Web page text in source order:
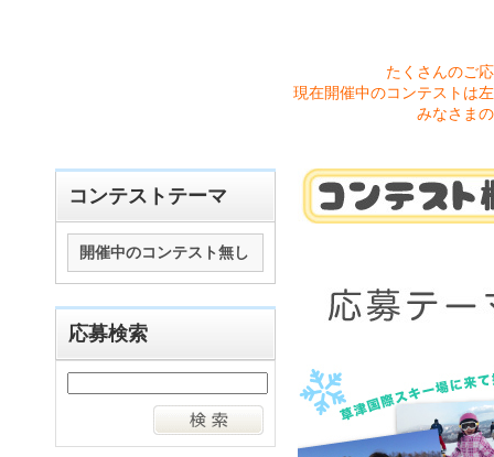
たくさんのご
現在開催中のコンテストは
みなさま
コンテストテーマ
開催中のコンテスト無し
応募検索